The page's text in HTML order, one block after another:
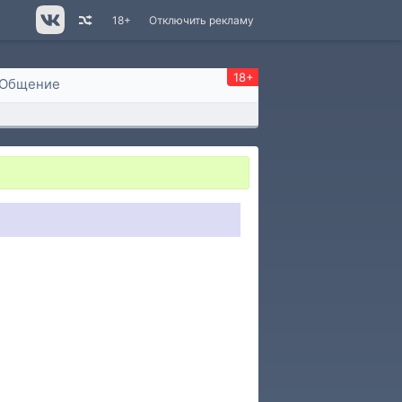
Отключить рекламу
18+
Общение 18+